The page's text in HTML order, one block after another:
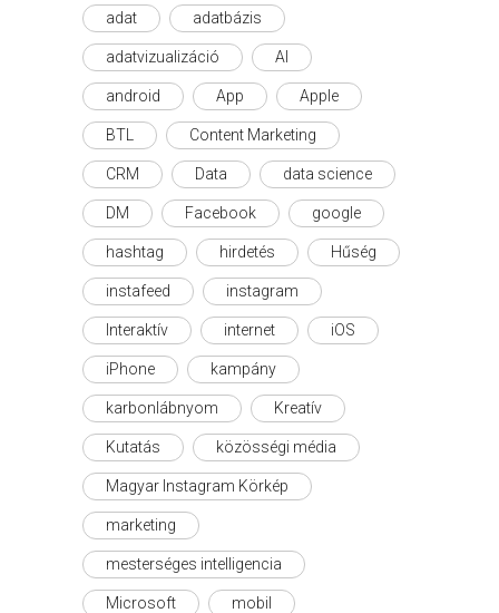
adat adatbázis
adatvizualizáció AI
android App Apple
BTL Content Marketing
CRM Data data science
DM Facebook google
hashtag hirdetés Hűség
instafeed instagram
Interaktív internet iOS
iPhone kampány
karbonlábnyom Kreatív
Kutatás közösségi média
Magyar Instagram Körkép
marketing
mesterséges intelligencia
Microsoft mobil